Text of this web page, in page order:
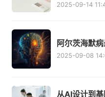
2025-09-14
阿尔茨海默
2025-09-08
从AI设计到